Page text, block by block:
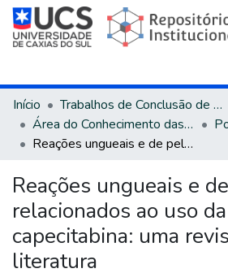
Início
Trabalhos de Conclusão de Curso
Área do Conhecimento das Ciências da Saúde
Reações ungueais e de pele relacionados ao uso da capecitabina: uma revisão da literatura
Reações ungueais e
relacionados ao uso da
capecitabina: uma
literatura